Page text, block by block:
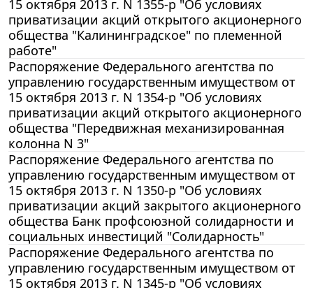
15 октября 2013 г. N 1355-р "Об условиях
приватизации акций открытого акционерного
общества "Калининградское" по племенной
работе"
Распоряжение Федерального агентства по
управлению государственным имуществом от
15 октября 2013 г. N 1354-р "Об условиях
приватизации акций открытого акционерного
общества "Передвижная механизированная
колонна N 3"
Распоряжение Федерального агентства по
управлению государственным имуществом от
15 октября 2013 г. N 1350-р "Об условиях
приватизации акций закрытого акционерного
общества Банк профсоюзной солидарности и
социальных инвестиций "Солидарность"
Распоряжение Федерального агентства по
управлению государственным имуществом от
15 октября 2013 г. N 1345-р "Об условиях